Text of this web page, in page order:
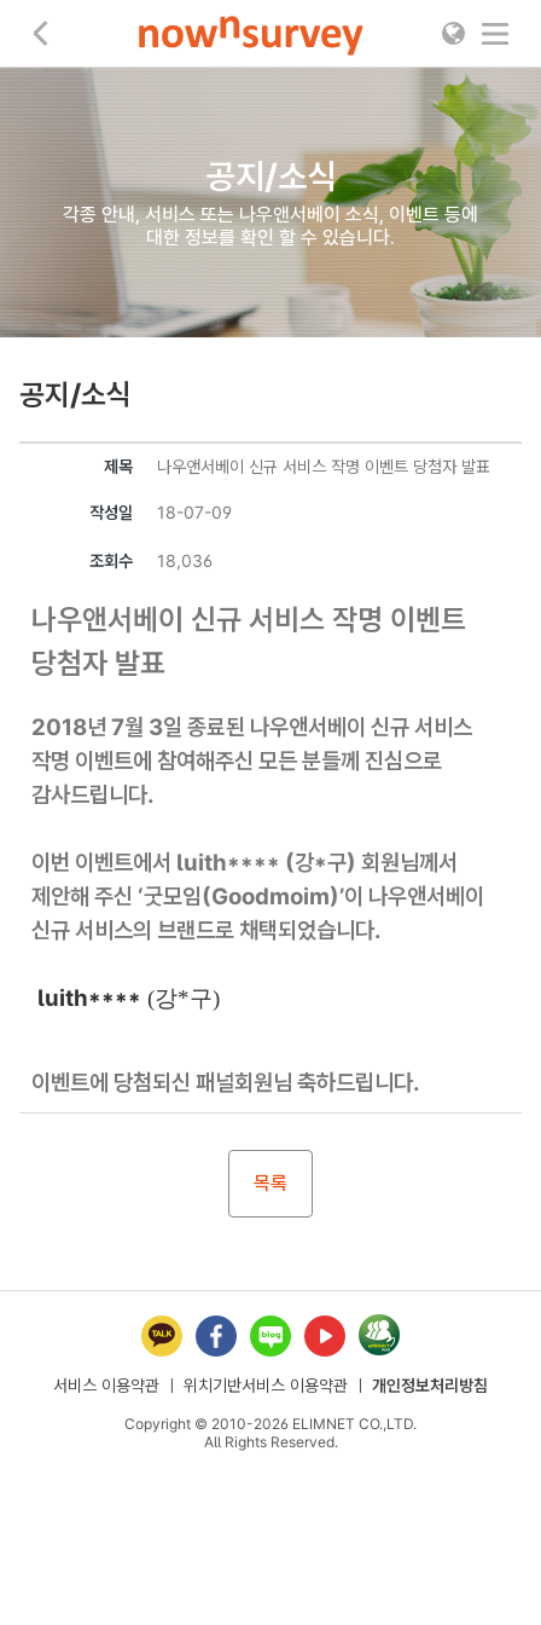
공지/소식
각종 안내, 서비스 또는 나우앤서베이 소식, 이벤트 등에
대한 정보를 확인 할 수 있습니다.
공지/소식
제목 나우앤서베이 신규 서비스 작명 이벤트 당첨자 발표
작성일 18-07-09
조회수 18,036
나우앤서베이 신규 서비스 작명 이벤트
당첨자 발표
2018년 7월 3일 종료된 나우앤서베이 신규 서비스
작명 이벤트에 참여해주신 모든 분들께 진심으로
감사드립니다.
이번 이벤트에서 luith**** (강*구) 회원님께서
제안해 주신 ‘굿모임(Goodmoim)’이 나우앤서베이
신규 서비스의 브랜드로 채택되었습니다.
luith**** (강*구)
이벤트에 당첨되신 패널회원님 축하드립니다.
목록
서비스 이용약관 ㅣ 위치기반서비스 이용약관 ㅣ 개인정보처리방침
Copyright © 2010-2026 ELIMNET CO.,LTD.
All Rights Reserved.